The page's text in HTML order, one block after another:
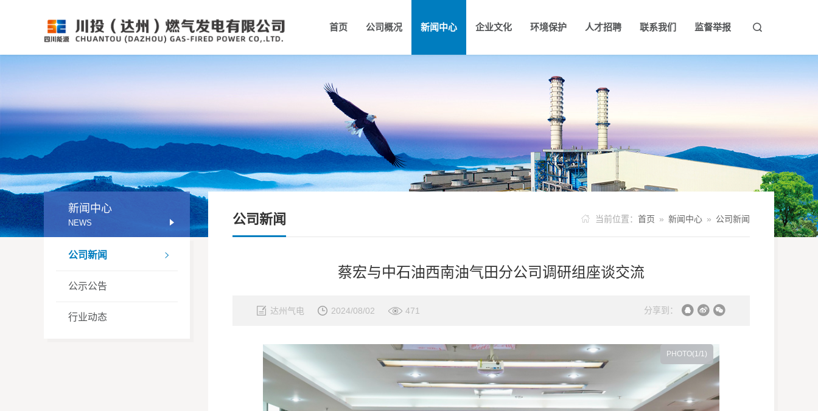
首页 公司概况 新闻中心 企业文化 环境保护 人才招聘 联系我们 监督举报


新闻中心
NEWS

公司新闻
公示公告
行业动态
公司新闻  当前位置： 首页 » 新闻中心 » 公司新闻
蔡宏与中石油西南油气田分公司调研组座谈交流
达州气电 2024/08/02 471 分享到：
PHOTO(1/1)